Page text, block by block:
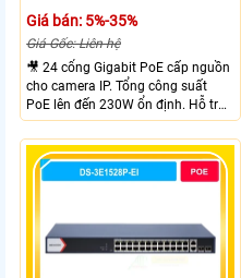
Giá bán: 5%-35%
Giá Gốc: Liên hệ
🎥 24 cổng Gigabit PoE cấp nguồn
cho camera IP. Tổng công suất
PoE lên đến 230W ổn định. Hỗ trợ
truyền PoE xa đến 300 mét. Băng
thông chuyển mạch đạt 68 Gbps
mạnh mẽ.